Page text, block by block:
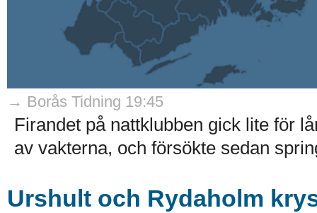
→ Borås Tidning 19:45
Firandet på nattklubben gick lite för
av vakterna, och försökte sedan
Urshult och Rydaholm